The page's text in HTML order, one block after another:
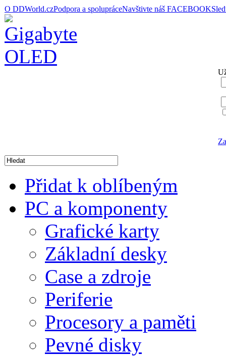
O DDWorld.czPodpora a spolupráceNavštivte náš FACEBOOK
Přidat k oblíbeným
PC a komponenty
Grafické karty
Základní desky
Case a zdroje
Periferie
Procesory a paměti
Pevné disky